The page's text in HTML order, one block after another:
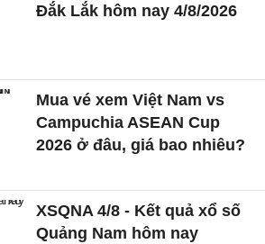
Đắk Lắk hôm nay 4/8/2026
Mua vé xem Việt Nam vs
Campuchia ASEAN Cup
2026 ở đâu, giá bao nhiêu?
XSQNA 4/8 - Kết quả xổ số
Quảng Nam hôm nay